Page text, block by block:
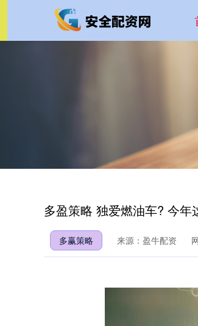
多盈策略 独爱燃油车? 今
多赢策略 来源：盈牛配资